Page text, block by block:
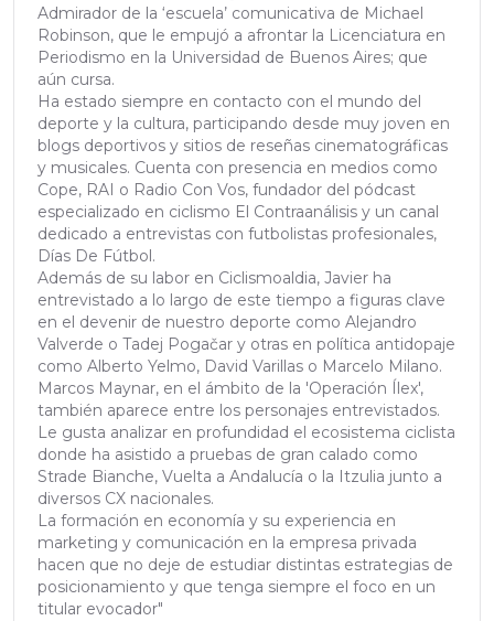
Admirador de la ‘escuela’ comunicativa de Michael
Robinson, que le empujó a afrontar la Licenciatura en
Periodismo en la Universidad de Buenos Aires; que
aún cursa.
Ha estado siempre en contacto con el mundo del
deporte y la cultura, participando desde muy joven en
blogs deportivos y sitios de reseñas cinematográficas
y musicales. Cuenta con presencia en medios como
Cope, RAI o Radio Con Vos, fundador del pódcast
especializado en ciclismo El Contraanálisis y un canal
dedicado a entrevistas con futbolistas profesionales,
Días De Fútbol.
Además de su labor en Ciclismoaldia, Javier ha
entrevistado a lo largo de este tiempo a figuras clave
en el devenir de nuestro deporte como Alejandro
Valverde o Tadej Pogačar y otras en política antidopaje
como Alberto Yelmo, David Varillas o Marcelo Milano.
Marcos Maynar, en el ámbito de la 'Operación Ílex',
también aparece entre los personajes entrevistados.
Le gusta analizar en profundidad el ecosistema ciclista
donde ha asistido a pruebas de gran calado como
Strade Bianche, Vuelta a Andalucía o la Itzulia junto a
diversos CX nacionales.
La formación en economía y su experiencia en
marketing y comunicación en la empresa privada
hacen que no deje de estudiar distintas estrategias de
posicionamiento y que tenga siempre el foco en un
titular evocador"